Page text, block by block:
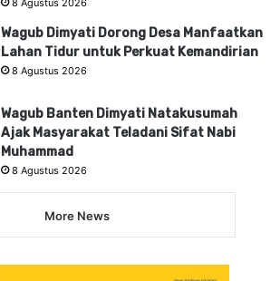
8 Agustus 2026
Wagub Dimyati Dorong Desa Manfaatkan
Lahan Tidur untuk Perkuat Kemandirian
8 Agustus 2026
Wagub Banten Dimyati Natakusumah
Ajak Masyarakat Teladani Sifat Nabi
Muhammad
8 Agustus 2026
More News